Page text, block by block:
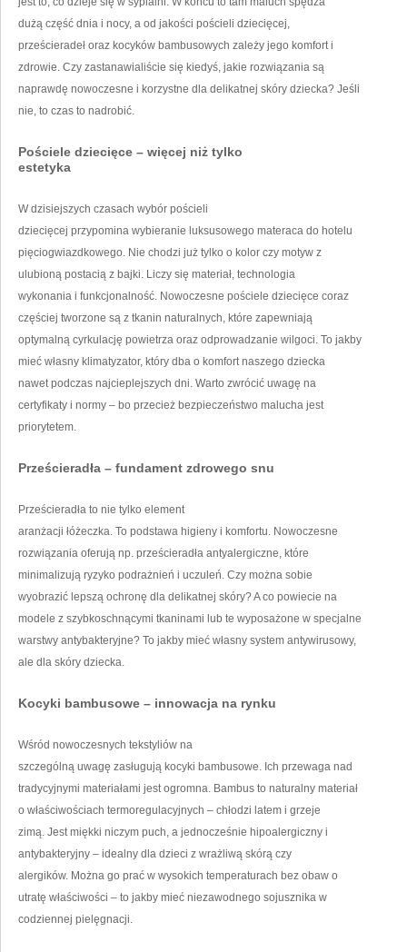
dużą część dnia i nocy, a od jakości pościeli dziecięcej,
prześcieradeł oraz kocyków bambusowych zależy jego komfort i
zdrowie. Czy zastanawialiście się kiedyś, jakie rozwiązania są
naprawdę nowoczesne i korzystne dla delikatnej skóry dziecka? Jeśli
nie, to czas to nadrobić.
Pościele dziecięce – więcej niż tylko
estetyka
W dzisiejszych czasach wybór pościeli
dziecięcej przypomina wybieranie luksusowego materaca do hotelu
pięciogwiazdkowego. Nie chodzi już tylko o kolor czy motyw z
ulubioną postacią z bajki. Liczy się materiał, technologia
wykonania i funkcjonalność. Nowoczesne pościele dziecięce coraz
częściej tworzone są z tkanin naturalnych, które zapewniają
optymalną cyrkulację powietrza oraz odprowadzanie wilgoci. To jakby
mieć własny klimatyzator, który dba o komfort naszego dziecka
nawet podczas najcieplejszych dni. Warto zwrócić uwagę na
certyfikaty i normy – bo przecież bezpieczeństwo malucha jest
priorytetem.
Prześcieradła – fundament zdrowego snu
Prześcieradła to nie tylko element
aranżacji łóżeczka. To podstawa higieny i komfortu. Nowoczesne
rozwiązania oferują np. prześcieradła antyalergiczne, które
minimalizują ryzyko podrażnień i uczuleń. Czy można sobie
wyobrazić lepszą ochronę dla delikatnej skóry? A co powiecie na
modele z szybkoschnącymi tkaninami lub te wyposażone w specjalne
warstwy antybakteryjne? To jakby mieć własny system antywirusowy,
ale dla skóry dziecka.
Kocyki bambusowe – innowacja na rynku
Wśród nowoczesnych tekstyliów na
szczególną uwagę zasługują kocyki bambusowe. Ich przewaga nad
tradycyjnymi materiałami jest ogromna. Bambus to naturalny materiał
o właściwościach termoregulacyjnych – chłodzi latem i grzeje
zimą. Jest miękki niczym puch, a jednocześnie hipoalergiczny i
antybakteryjny – idealny dla dzieci z wrażliwą skórą czy
alergików. Można go prać w wysokich temperaturach bez obaw o
utratę właściwości – to jakby mieć niezawodnego sojusznika w
codziennej pielęgnacji.